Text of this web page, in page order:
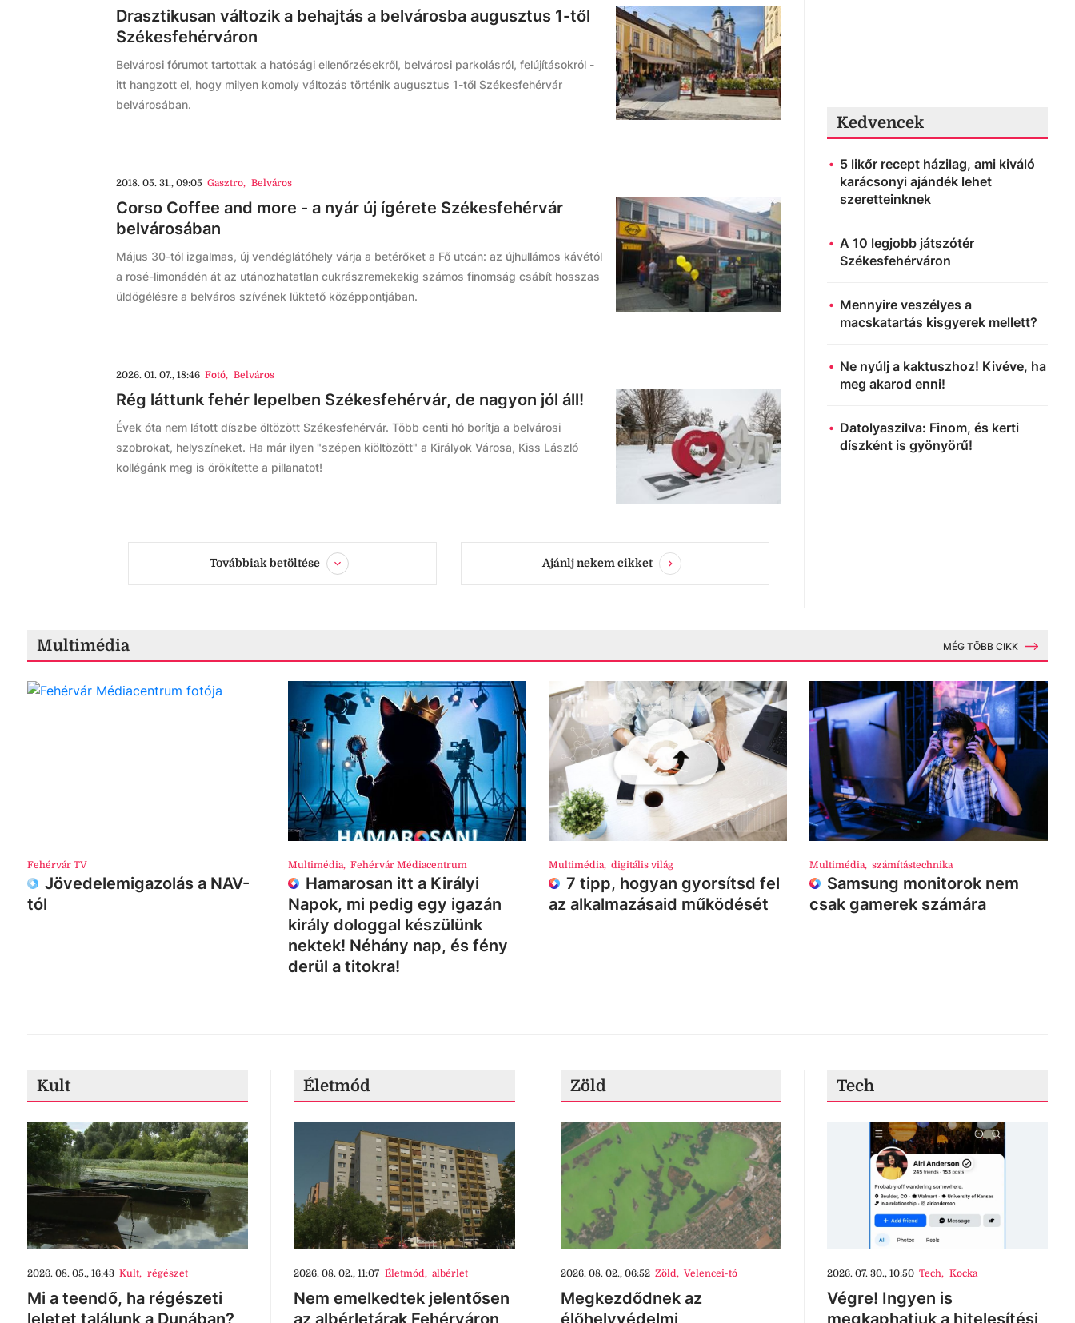
Drasztikusan változik a behajtás a belvárosba augusztus 1-től
Székesfehérváron
Belvárosi fórumot tartottak a hatósági ellenőrzésekről, belvárosi parkolásról, felújításokról -
itt hangzott el, hogy milyen komoly változás történik augusztus 1-től Székesfehérvár
belvárosában.
2018. 05. 31., 09:05 Gasztro, Belváros
Corso Coffee and more - a nyár új ígérete Székesfehérvár
belvárosában
Május 30-tól izgalmas, új vendéglátóhely várja a betérőket a Fő utcán: az újhullámos kávétól
a rosé-limonádén át az utánozhatatlan cukrászremekekig számos finomság csábít hosszas
üldögélésre a belváros szívének lüktető középpontjában.
2026. 01. 07., 18:46 Fotó, Belváros
Rég láttunk fehér lepelben Székesfehérvár, de nagyon jól áll!
Évek óta nem látott díszbe öltözött Székesfehérvár. Több centi hó borítja a belvárosi
szobrokat, helyszíneket. Ha már ilyen "szépen kiöltözött" a Királyok Városa, Kiss László
kollégánk meg is örökítette a pillanatot!
Továbbiak betöltése Ajánlj nekem cikket
Kedvencek
5 likőr recept házilag, ami kiváló
karácsonyi ajándék lehet
szeretteinknek
A 10 legjobb játszótér
Székesfehérváron
Mennyire veszélyes a
macskatartás kisgyerek mellett?
Ne nyúlj a kaktuszhoz! Kivéve, ha
meg akarod enni!
Datolyaszilva: Finom, és kerti
díszként is gyönyörű!
Multimédia MÉG TÖBB CIKK
Fehérvár TV
Jövedelemigazolás a NAV-
tól
Multimédia, Fehérvár Médiacentrum
Hamarosan itt a Királyi
Napok, mi pedig egy igazán
király dologgal készülünk
nektek! Néhány nap, és fény
derül a titokra!
Multimédia, digitális világ
7 tipp, hogyan gyorsítsd fel
az alkalmazásaid működését
Multimédia, számítástechnika
Samsung monitorok nem
csak gamerek számára
Kult
2026. 08. 05., 16:43 Kult, régészet
Mi a teendő, ha régészeti
leletet találunk a Dunában?
Életmód
2026. 08. 02., 11:07 Életmód, albérlet
Nem emelkedtek jelentősen
az albérletárak Fehérváron
Zöld
2026. 08. 02., 06:52 Zöld, Velencei-tó
Megkezdődnek az
élőhelyvédelmi
Tech
2026. 07. 30., 10:50 Tech, Kocka
Végre! Ingyen is
megkaphatjuk a hitelesítési